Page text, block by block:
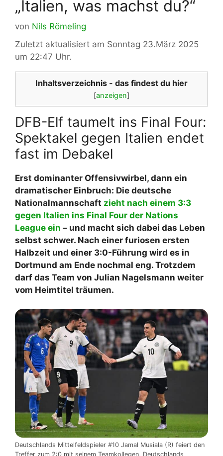
„Italien, was machst du?“
von Nils Römeling
Zuletzt aktualisiert am Sonntag 23.März 2025
um 22:47 Uhr.
Inhaltsverzeichnis - das findest du hier
[anzeigen]
DFB-Elf taumelt ins Final Four:
Spektakel gegen Italien endet
fast im Debakel
Erst dominanter Offensivwirbel, dann ein
dramatischer Einbruch: Die deutsche
Nationalmannschaft zieht nach einem 3:3
gegen Italien ins Final Four der Nations
League ein – und macht sich dabei das Leben
selbst schwer. Nach einer furiosen ersten
Halbzeit und einer 3:0-Führung wird es in
Dortmund am Ende nochmal eng. Trotzdem
darf das Team von Julian Nagelsmann weiter
vom Heimtitel träumen.
Deutschlands Mittelfeldspieler #10 Jamal Musiala (R) feiert den
Treffer zum 2:0 mit seinem Teamkollegen, Deutschlands